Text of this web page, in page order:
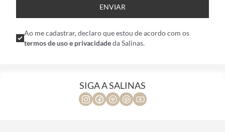
ENVIAR
Ao me cadastrar, declaro que estou de acordo com os
termos de uso e privacidadeda Salinas.
SIGA A SALINAS